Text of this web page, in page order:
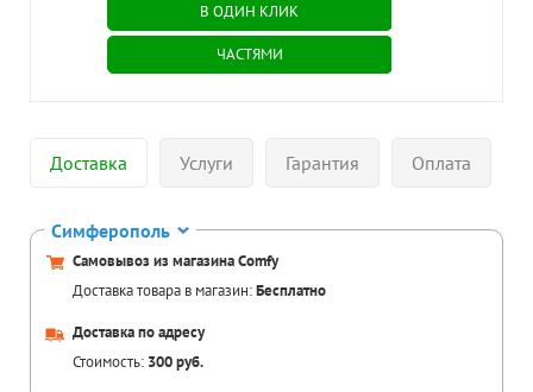
В ОДИН КЛИК
ЧАСТЯМИ
Доставка Услуги Гарантия Оплата
Симферополь
Самовывоз из магазина Comfy
Доставка товара в магазин:Бесплатно
Доставка по адресу
Стоимость: 300 руб.